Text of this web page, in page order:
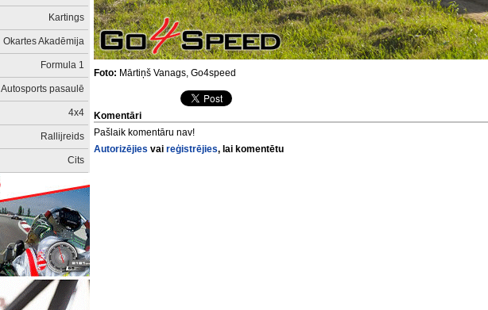
Kartings
Okartes Akadēmija
Formula 1
Autosports pasaulē
4x4
Rallijreids
Cits
Foto: Mārtiņš Vanags, Go4speed
Komentāri
Pašlaik komentāru nav!
Autorizējies vai reģistrējies, lai komentētu